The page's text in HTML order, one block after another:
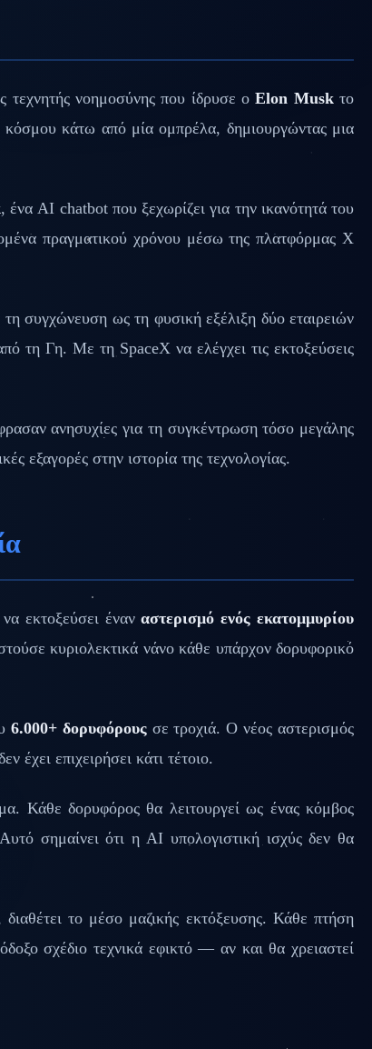
τεχνητής νοημοσύνης που ίδρυσε οElon Muskτο
κόσμου κάτω από μία ομπρέλα, δημιουργώντας μια
, ένα AI chatbot που ξεχωρίζει για την ικανότητά του
πραγματικού χρόνου μέσω της πλατφόρμας X
συγχώνευση ως τη φυσική εξέλιξη δύο εταιρειών
τη Γη. Με τη SpaceX να ελέγχει τις εκτοξεύσεις
ανησυχίες για τη συγκέντρωση τόσο μεγάλης
εξαγορές στην ιστορία της τεχνολογίας.
εκτοξεύσει έναναστερισμό ενός εκατομμυρίου
κυριολεκτικά νάνο κάθε υπάρχον δορυφορικό
6.000+ δορυφόρουςσε τροχιά. Ο νέος αστερισμός
έχει επιχειρήσει κάτι τέτοιο.
Κάθε δορυφόρος θα λειτουργεί ως ένας κόμβος
σημαίνει ότι η AI υπολογιστική ισχύς δεν θα
διαθέτει το μέσο μαζικής εκτόξευσης. Κάθε πτήση
σχέδιο τεχνικά εφικτό — αν και θα χρειαστεί